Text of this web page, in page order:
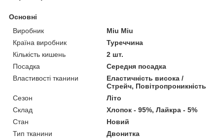
Основні
Виробник
Miu Miu
Країна виробник
Туреччина
Кількість кишень
2 шт.
Посадка
Середня посадка
Властивості тканини
Еластичність висока /
Стрейч, Повітропроникність
Сезон
Літо
Склад
Хлопок - 95%, Лайкра - 5%
Стан
Новий
Тип тканини
Двонитка